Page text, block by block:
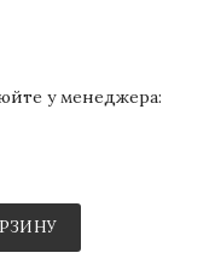
у менеджера: